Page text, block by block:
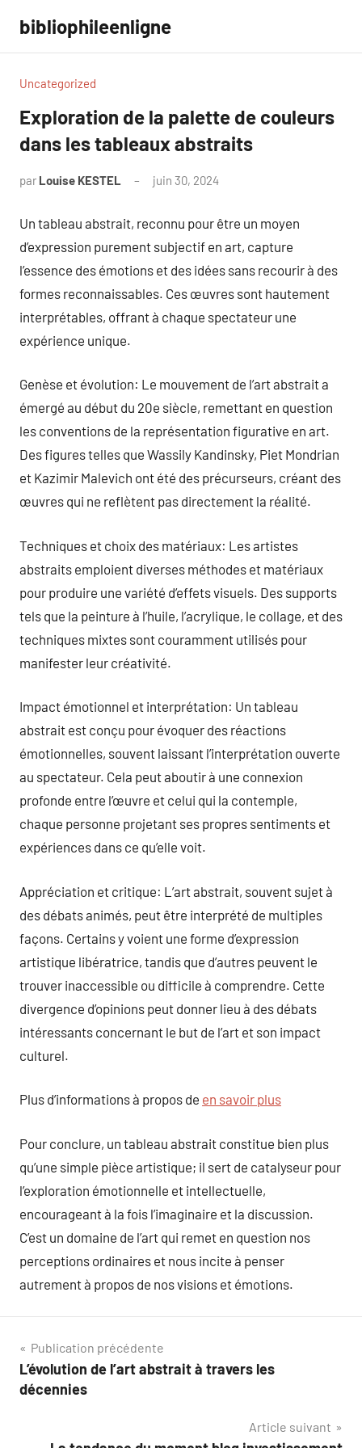
contenu
bibliophileenligne
Uncategorized
Exploration de la palette de couleurs
dans les tableaux abstraits
par Louise KESTEL juin 30, 2024
Un tableau abstrait, reconnu pour être un moyen
d’expression purement subjectif en art, capture
l’essence des émotions et des idées sans recourir à des
formes reconnaissables. Ces œuvres sont hautement
interprétables, offrant à chaque spectateur une
expérience unique.
Genèse et évolution: Le mouvement de l’art abstrait a
émergé au début du 20e siècle, remettant en question
les conventions de la représentation figurative en art.
Des figures telles que Wassily Kandinsky, Piet Mondrian
et Kazimir Malevich ont été des précurseurs, créant des
œuvres qui ne reflètent pas directement la réalité.
Techniques et choix des matériaux: Les artistes
abstraits emploient diverses méthodes et matériaux
pour produire une variété d’effets visuels. Des supports
tels que la peinture à l’huile, l’acrylique, le collage, et des
techniques mixtes sont couramment utilisés pour
manifester leur créativité.
Impact émotionnel et interprétation: Un tableau
abstrait est conçu pour évoquer des réactions
émotionnelles, souvent laissant l’interprétation ouverte
au spectateur. Cela peut aboutir à une connexion
profonde entre l’œuvre et celui qui la contemple,
chaque personne projetant ses propres sentiments et
expériences dans ce qu’elle voit.
Appréciation et critique: L’art abstrait, souvent sujet à
des débats animés, peut être interprété de multiples
façons. Certains y voient une forme d’expression
artistique libératrice, tandis que d’autres peuvent le
trouver inaccessible ou difficile à comprendre. Cette
divergence d’opinions peut donner lieu à des débats
intéressants concernant le but de l’art et son impact
culturel.
Plus d’informations à propos de en savoir plus
Pour conclure, un tableau abstrait constitue bien plus
qu’une simple pièce artistique; il sert de catalyseur pour
l’exploration émotionnelle et intellectuelle,
encourageant à la fois l’imaginaire et la discussion.
C’est un domaine de l’art qui remet en question nos
perceptions ordinaires et nous incite à penser
autrement à propos de nos visions et émotions.
Navigation
de
Publication précédente
L’évolution de l’art abstrait à travers les
décennies
Article suivant